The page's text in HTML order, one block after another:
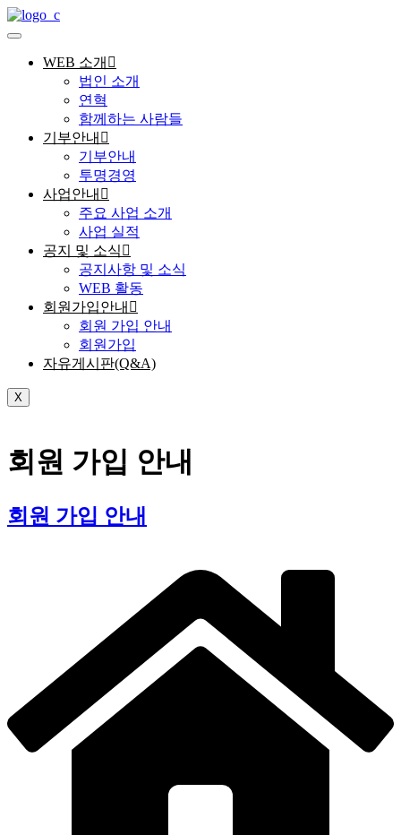
WEB 소개
법인 소개
연혁
함께하는 사람들
기부안내
기부안내
투명경영
사업안내
주요 사업 소개
사업 실적
공지 및 소식
공지사항 및 소식
WEB 활동
회원가입안내
회원 가입 안내
회원가입
자유게시판(Q&A)
X
회원 가입 안내
회원 가입 안내